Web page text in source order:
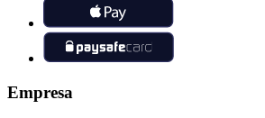
Empresa